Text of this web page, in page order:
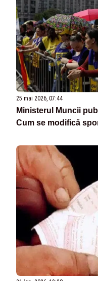
25 mai 2026, 07:44
Ministerul Muncii
Cum se modifică